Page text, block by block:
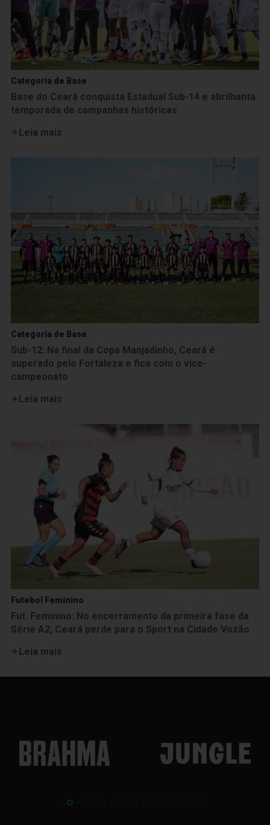
Categoria de Base
Base do Ceará conquista Estadual Sub-14 e abrilhanta
temporada de campanhas históricas
Leia mais
Categoria de Base
Sub-12: Na final da Copa Manjadinho, Ceará é
superado pelo Fortaleza e fica com o vice-
campeonato
Leia mais
Futebol Feminino
Fut. Feminino: No encerramento da primeira fase da
Série A2, Ceará perde para o Sport na Cidade Vozão
Leia mais